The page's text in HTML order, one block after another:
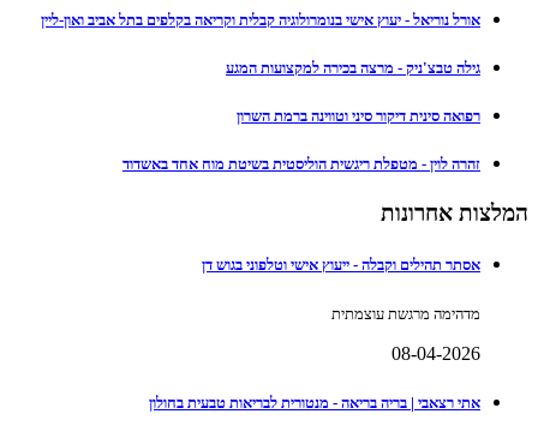
אורל נוריאל - יעוץ אישי בנומרולוגיה קבלית וקריאה בקלפים בתל אביב ואון-ליין
גילה טבצ'ניק - מרצה בכירה למקצועות המגע
רפואה סינית דיקור סיני וטווינה ברמת השרון
זהרה לוין - מטפלת ריגשית הוליסטית בשיטת מוח אחד באשדוד
המלצות אחרונות
אסתר תהילים וקבלה - ייעוץ אישי וטלפוני בגוש דן
מדהימה מרגשת עוצמתית
08-04-2026
אתי רצאבי | בריה בריאה - מנטורית לבריאות טבעית בחולון